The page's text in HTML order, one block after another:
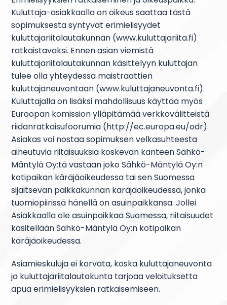
Kuluttaja-asiakkaalla on oikeus saattaa tästä
sopimuksesta syntyvät erimielisyydet
kuluttajariitalautakunnan (www.kuluttajariita.fi)
ratkaistavaksi. Ennen asian viemistä
kuluttajariitalautakunnan käsittelyyn kuluttajan
tulee olla yhteydessä maistraattien
kuluttajaneuvontaan (www.kuluttajaneuvonta.fi).
Kuluttajalla on lisäksi mahdollisuus käyttää myös
Euroopan komission ylläpitämää verkkovälitteistä
riidanratkaisufoorumia (http://ec.europa.eu/odr).
Asiakas voi nostaa sopimuksen velkasuhteesta
aiheutuvia riitaisuuksia koskevan kanteen Sähkö-
Mäntylä Oy:tä vastaan joko Sähkö-Mäntylä Oy:n
kotipaikan käräjäoikeudessa tai sen Suomessa
sijaitsevan paikkakunnan käräjäoikeudessa, jonka
tuomiopiirissä hänellä on asuinpaikkansa. Jollei
Asiakkaalla ole asuinpaikkaa Suomessa, riitaisuudet
käsitellään Sähkö-Mäntylä Oy:n kotipaikan
käräjäoikeudessa.
Asiamieskuluja ei korvata, koska kuluttajaneuvonta
ja kuluttajariitalautakunta tarjoaa veloituksetta
apua erimielisyyksien ratkaisemiseen.